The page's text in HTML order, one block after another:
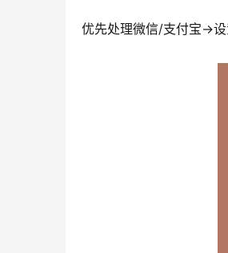
优先处理微信/支付宝→设